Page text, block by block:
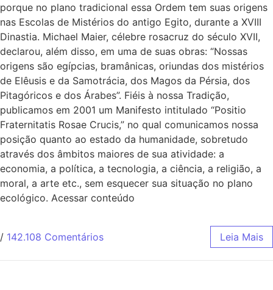
porque no plano tradicional essa Ordem tem suas origens
nas Escolas de Mistérios do antigo Egito, durante a XVIII
Dinastia. Michael Maier, célebre rosacruz do século XVII,
declarou, além disso, em uma de suas obras: “Nossas
origens são egípcias, bramânicas, oriundas dos mistérios
de Elêusis e da Samotrácia, dos Magos da Pérsia, dos
Pitagóricos e dos Árabes”. Fiéis à nossa Tradição,
publicamos em 2001 um Manifesto intitulado “Positio
Fraternitatis Rosae Crucis,” no qual comunicamos nossa
posição quanto ao estado da humanidade, sobretudo
através dos âmbitos maiores de sua atividade: a
economia, a política, a tecnologia, a ciência, a religião, a
moral, a arte etc., sem esquecer sua situação no plano
ecológico. Acessar conteúdo
/ 142.108 Comentários Leia Mais